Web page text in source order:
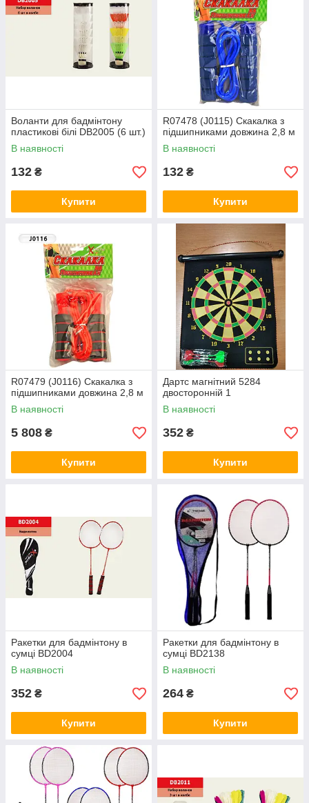
Воланти для бадмінтону
пластикові білі DB2005 (6 шт.)
В наявності
132 ₴
Купити
R07478 (J0115) Скакалка з
підшипниками довжина 2,8 м
В наявності
132 ₴
Купити
R07479 (J0116) Скакалка з
підшипниками довжина 2,8 м
В наявності
5 808 ₴
Купити
Дартс магнітний 5284
двосторонній 1
В наявності
352 ₴
Купити
Ракетки для бадмінтону в
сумці BD2004
В наявності
352 ₴
Купити
Ракетки для бадмінтону в
сумці BD2138
В наявності
264 ₴
Купити